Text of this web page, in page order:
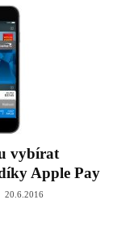
vybírat
Apple Pay
20.6.2016